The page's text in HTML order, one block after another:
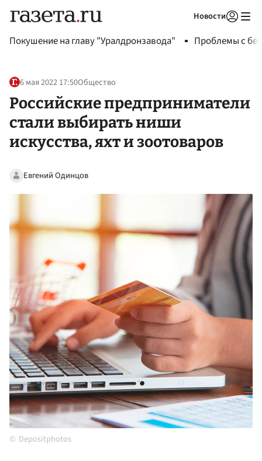
Новости
Покушение на главу "Уралдронзавода" Проблемы с
6 мая 2022 17:50Общество
Российские предприниматели
стали выбирать ниши
искусства, яхт и зоотоваров
Евгений Одинцов
Depositphotos